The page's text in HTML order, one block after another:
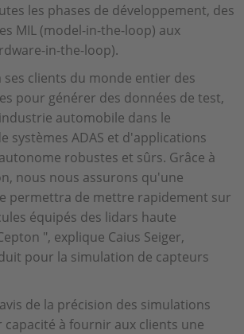
les phases de développement, des
MIL (model-in-the-loop) aux
in-the-loop).
ses clients du monde entier des
pour générer des données de test,
automobile dans le
systèmes ADAS et d'applications
robustes et sûrs. Grâce à
nous nous assurons qu'une
permettra de mettre rapidement sur
équipés des lidars haute
", explique Caius Seiger,
pour la simulation de capteurs
de la précision des simulations
capacité à fournir aux clients une